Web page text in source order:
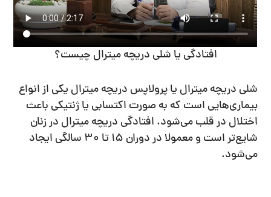
افتادگی یا شلی دریچه میترال چیست؟
شلی دریچه میترال یا پرولاپس دریچه میترال یکی از انواع
بیماری‌هایی است که به صورت اکتسابی یا ژنتیکی باعث
اختلال در قلب می‌شود. افتادگی دریچه میترال در زنان
شایع‌تر است و معمولا در دوران 15 تا 30 سالگی ایجاد
می‌شود.